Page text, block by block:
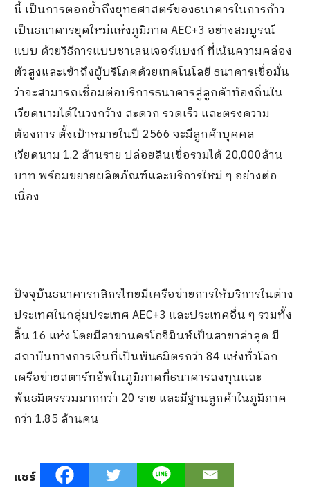
นี้ เป็นการตอกย้ำถึงยุทธศาสตร์ของธนาคารในการก้าว
เป็นธนาคารยุคใหม่แห่งภูมิภาค AEC+3 อย่างสมบูรณ์
แบบ ด้วยวิธีการแบบชาเลนเจอร์แบงก์ ที่เน้นความคล่อง
ตัวสูงและเข้าถึงผู้บริโภคด้วยเทคโนโลยี ธนาคารเชื่อมั่น
ว่าจะสามารถเชื่อมต่อบริการธนาคารสู่ลูกค้าท้องถิ่นใน
เวียดนามได้ในวงกว้าง สะดวก รวดเร็ว และตรงความ
ต้องการ ตั้งเป้าหมายในปี 2566 จะมีลูกค้าบุคคล
เวียดนาม 1.2 ล้านราย ปล่อยสินเชื่อรวมได้ 20,000ล้าน
บาท พร้อมขยายผลิตภัณฑ์และบริการใหม่ ๆ อย่างต่อ
เนื่อง
ปัจจุบันธนาคารกสิกรไทยมีเครือข่ายการให้บริการในต่าง
ประเทศในกลุ่มประเทศ AEC+3 และประเทศอื่น ๆ รวมทั้ง
สิ้น 16 แห่ง โดยมีสาขานครโฮจิมินห์เป็นสาขาล่าสุด มี
สถาบันทางการเงินที่เป็นพันธมิตรกว่า 84 แห่งทั่วโลก
เครือข่ายสตาร์ทอัพในภูมิภาคที่ธนาคารลงทุนและ
พันธมิตรรวมมากกว่า 20 ราย และมีฐานลูกค้าในภูมิภาค
กว่า 1.85 ล้านคน
แชร์